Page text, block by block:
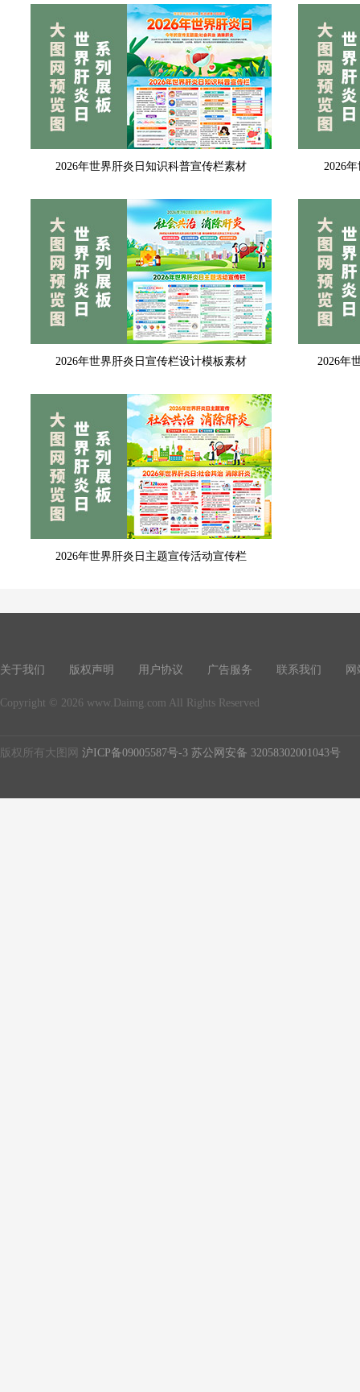
2026年世界肝炎日知识科普宣传栏素材 2026
2026年世界肝炎日宣传栏设计模板素材 2026年
2026年世界肝炎日主题宣传活动宣传栏
关于我们 版权声明 用户协议 广告服务 联系我们 网
Copyright © 2026 www.Daimg.com All Rights Reserved
版权所有大图网 沪ICP备09005587号-3 苏公网安备 32058302001043号